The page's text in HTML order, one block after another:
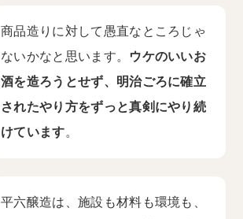
商品造りに対して愚直なところじゃ
ないかなと思います。 ウケのいいお
酒を造ろうとせず、明治ごろに確立
されたやり方をずっと真剣にやり続
けています。
平六醸造は、施設も材料も環境も、